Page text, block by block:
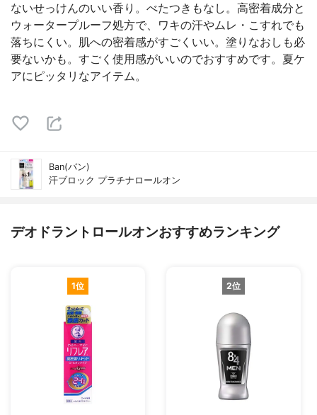
ないせっけんのいい香り。べたつきもなし。高密着成分と
ウォータープルーフ処方で、ワキの汗やムレ・こすれでも
落ちにくい。肌への密着感がすごくいい。塗りなおしも必
要ないかも。すごく使用感がいいのでおすすめです。夏ケ
アにピッタリなアイテム。
Ban(バン)
汗ブロック プラチナロールオン
デオドラントロールオンおすすめランキング
1位 2位